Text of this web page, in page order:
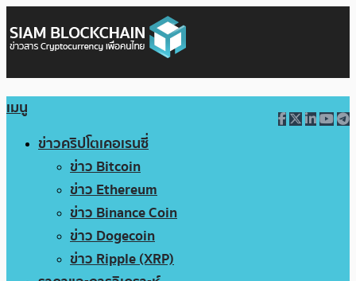
เมนู
ข่าวคริปโตเคอเรนซี่
ข่าว Bitcoin
ข่าว Ethereum
ข่าว Binance Coin
ข่าว Dogecoin
ข่าว Ripple (XRP)